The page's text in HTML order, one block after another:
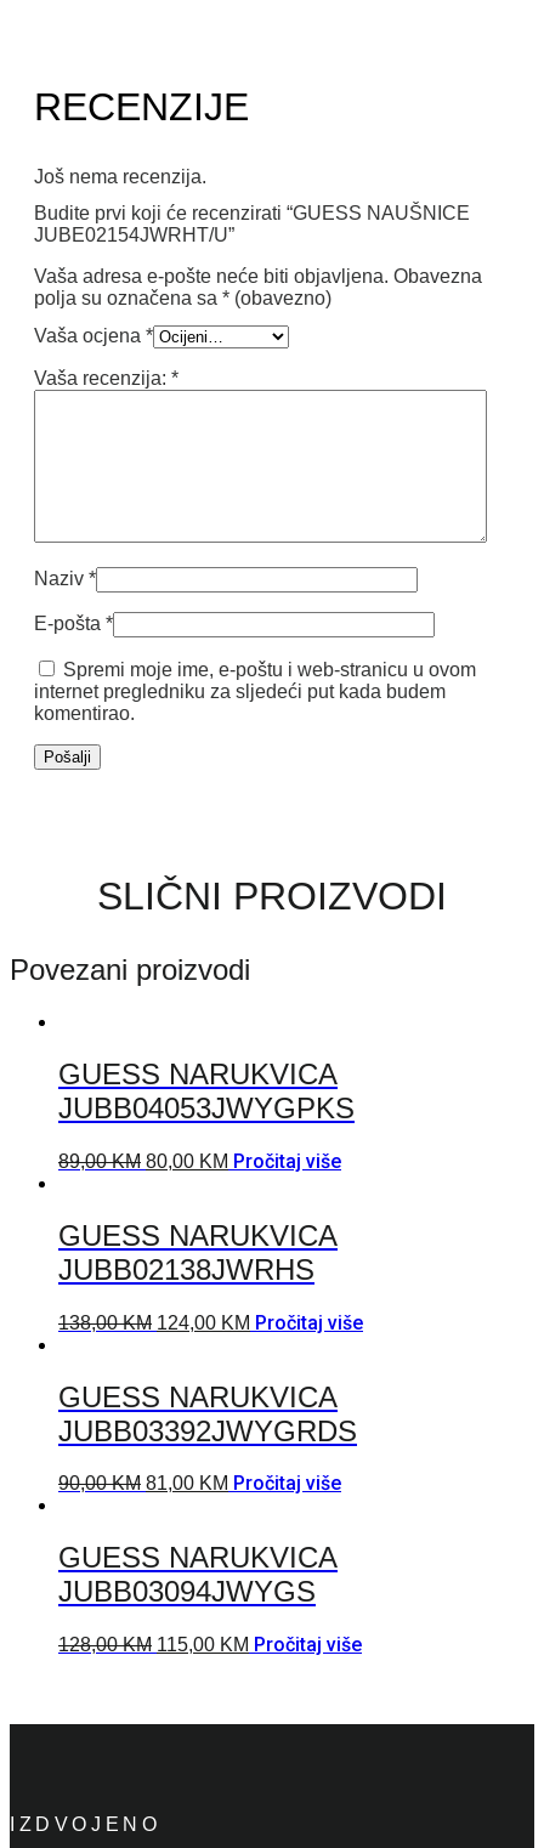
RECENZIJE
Još nema recenzija.
Budite prvi koji će recenzirati “GUESS NAUŠNICE
JUBE02154JWRHT/U”
Vaša adresa e-pošte neće biti objavljena. Obavezna
polja su označena sa * (obavezno)
Vaša ocjena *
Vaša recenzija: *
Naziv *
E-pošta *
Spremi moje ime, e-poštu i web-stranicu u ovom
internet pregledniku za sljedeći put kada budem
komentirao.
SLIČNI PROIZVODI
Povezani proizvodi
GUESS NARUKVICA
JUBB04053JWYGPKS
89,00KM 80,00 KM Pročitaj više
GUESS NARUKVICA
JUBB02138JWRHS
138,00KM 124,00 KM Pročitaj više
GUESS NARUKVICA
JUBB03392JWYGRDS
90,00KM 81,00 KM Pročitaj više
GUESS NARUKVICA
JUBB03094JWYGS
128,00KM 115,00 KM Pročitaj više
IZDVOJENO